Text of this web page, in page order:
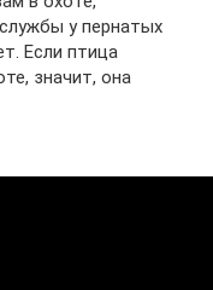
у пернатых
Если птица
значит, она